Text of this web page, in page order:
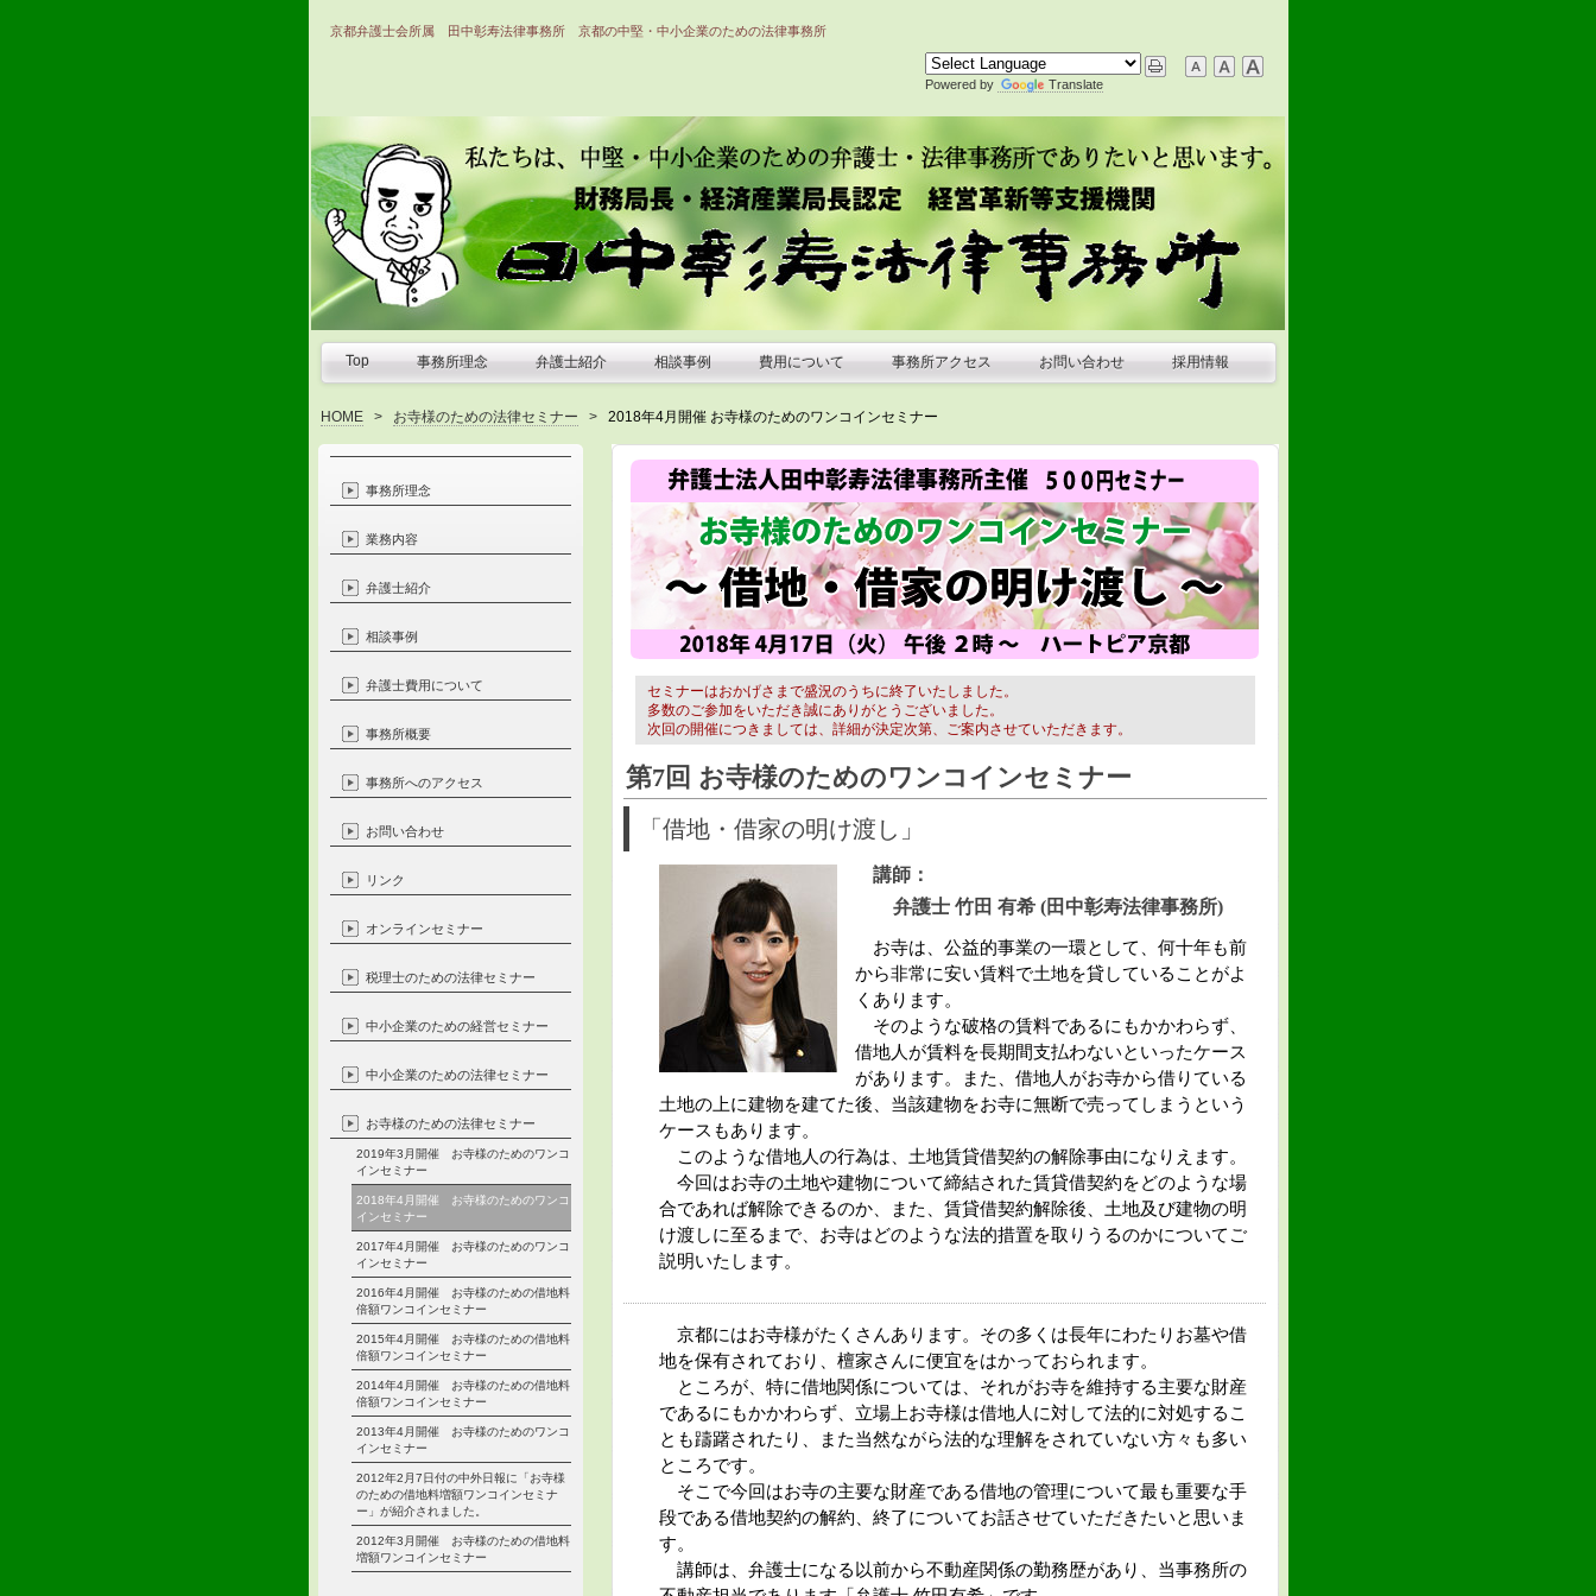
京都弁護士会所属 田中彰寿法律事務所 京都の中堅・中小企業のための法律事務所
Powered by Translate
Top 事務所理念 弁護士紹介 相談事例 費用について 事務所アクセス お問い合わせ 採用情報
HOME > お寺様のための法律セミナー > 2018年4月開催 お寺様のためのワンコインセミナー
セミナーはおかげさまで盛況のうちに終了いたしました。
多数のご参加をいただき誠にありがとうございました。
次回の開催につきましては、詳細が決定次第、ご案内させていただきます。
第7回 お寺様のためのワンコインセミナー
「借地・借家の明け渡し」
講師：
弁護士 竹田 有希 (田中彰寿法律事務所)
お寺は、公益的事業の一環として、何十年も前
から非常に安い賃料で土地を貸していることがよ
くあります。
そのような破格の賃料であるにもかかわらず、
借地人が賃料を長期間支払わないといったケース
があります。また、借地人がお寺から借りている
土地の上に建物を建てた後、当該建物をお寺に無断で売ってしまうという
ケースもあります。
このような借地人の行為は、土地賃貸借契約の解除事由になりえます。
今回はお寺の土地や建物について締結された賃貸借契約をどのような場
合であれば解除できるのか、また、賃貸借契約解除後、土地及び建物の明
け渡しに至るまで、お寺はどのような法的措置を取りうるのかについてご
説明いたします。
京都にはお寺様がたくさんあります。その多くは長年にわたりお墓や借
地を保有されており、檀家さんに便宜をはかっておられます。
ところが、特に借地関係については、それがお寺を維持する主要な財産
であるにもかかわらず、立場上お寺様は借地人に対して法的に対処するこ
とも躊躇されたり、また当然ながら法的な理解をされていない方々も多い
ところです。
そこで今回はお寺の主要な財産である借地の管理について最も重要な手
段である借地契約の解約、終了についてお話させていただきたいと思いま
す。
講師は、弁護士になる以前から不動産関係の勤務歴があり、当事務所の
事務所理念
業務内容
弁護士紹介
相談事例
弁護士費用について
事務所概要
事務所へのアクセス
お問い合わせ
リンク
オンラインセミナー
税理士のための法律セミナー
中小企業のための経営セミナー
中小企業のための法律セミナー
お寺様のための法律セミナー
2019年3月開催 お寺様のためのワンコ
インセミナー
2018年4月開催 お寺様のためのワンコ
インセミナー
2017年4月開催 お寺様のためのワンコ
インセミナー
2016年4月開催 お寺様のための借地料
倍額ワンコインセミナー
2015年4月開催 お寺様のための借地料
倍額ワンコインセミナー
2014年4月開催 お寺様のための借地料
倍額ワンコインセミナー
2013年4月開催 お寺様のためのワンコ
インセミナー
2012年2月7日付の中外日報に「お寺様
のための借地料増額ワンコインセミナ
ー」が紹介されました。
2012年3月開催 お寺様のための借地料
増額ワンコインセミナー